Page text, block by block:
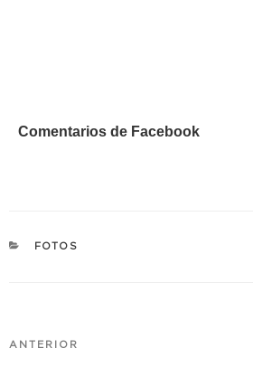
Comentarios de Facebook
CATEGORÍAS
FOTOS
Navegación
Entrada
ANTERIOR